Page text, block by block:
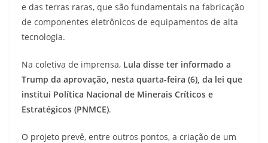
e das terras raras, que são fundamentais na fabricação
de componentes eletrônicos de equipamentos de alta
tecnologia.
Na coletiva de imprensa, Lula disse ter informado a
Trump da aprovação, nesta quarta-feira (6), da lei que
institui Política Nacional de Minerais Críticos e
Estratégicos (PNMCE).
O projeto prevê, entre outros pontos, a criação de um